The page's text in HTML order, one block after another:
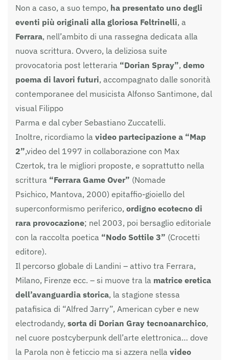
Non a caso, a suo tempo, ha presentato uno degli
eventi più originali alla gloriosa Feltrinelli, a
Ferrara, nell’ambito di una rassegna dedicata alla
nuova scrittura. Ovvero, la deliziosa suite
provocatoria post letteraria “Dorian Spray”, demo
poema di lavori futuri, accompagnato dalle sonorità
contemporanee del musicista Alfonso Santimone, dal
visual Filippo
Parma e dal cyber Sebastiano Zuccatelli.
Inoltre, ricordiamo la video partecipazione a “Map
2”,video del 1997 in collaborazione con Max
Czertok, tra le migliori proposte, e soprattutto nella
scrittura “Ferrara Game Over” (Nomade
Psichico, Mantova, 2000) epitaffio-gioiello del
superconformismo periferico, ordigno ecotecno di
rara provocazione; nel 2003, poi bersaglio editoriale
con la raccolta poetica “Nodo Sottile 3” (Crocetti
editore).
Il percorso globale di Landini – attivo tra Ferrara,
Milano, Firenze ecc. – si muove tra la matrice eretica
dell’avanguardia storica, la stagione stessa
patafisica di “Alfred Jarry”, American cyber e new
electrodandy, sorta di Dorian Gray tecnoanarchico,
nel cuore postcyberpunk dell’arte elettronica… dove
la Parola non è feticcio ma si azzera nella video